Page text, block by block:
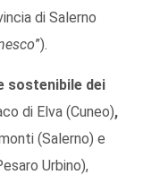
di Salerno
”).
sostenibile dei
di Elva (Cuneo),
(Salerno) e
Urbino),